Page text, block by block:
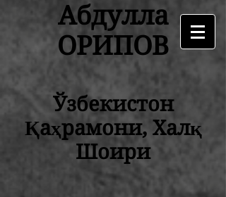
Абдулла
ОРИПОВ
Ўзбекистон
Қаҳрамони, Халқ
Шоири